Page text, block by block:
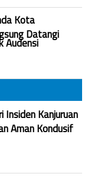
Kota
Datangi
Audensi
Kanjuruan
Aman Kondusif